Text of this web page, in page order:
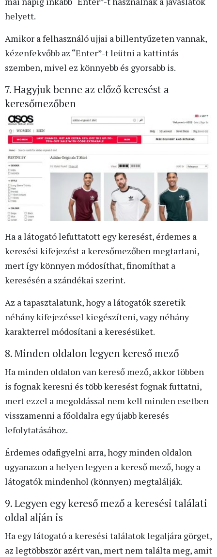
helyett.
Amikor a felhasználó ujjai a billentyűzeten vannak,
kézenfekvőbb az “Enter”-t leütni a kattintás
szemben, mivel ez könnyebb és gyorsabb is.
7. Hagyjuk benne az előző keresést a
keresőmezőben
Ha a látogató lefuttatott egy keresést, érdemes a
keresési kifejezést a keresőmezőben megtartani,
mert így könnyen módosíthat, finomíthat a
keresésén a szándékai szerint.
Az a tapasztalatunk, hogy a látogatók szeretik
néhány kifejezéssel kiegészíteni, vagy néhány
karakterrel módosítani a keresésüket.
8. Minden oldalon legyen kereső mező
Ha minden oldalon van kereső mező, akkor többen
is fognak keresni és több keresést fognak futtatni,
mert ezzel a megoldással nem kell minden esetben
visszamenni a főoldalra egy újabb keresés
lefolytatásához.
Érdemes odafigyelni arra, hogy minden oldalon
ugyanazon a helyen legyen a kereső mező, hogy a
látogatók mindenhol (könnyen) megtalálják.
9. Legyen egy kereső mező a keresési találati
oldal alján is
Ha egy látogató a keresési találatok legaljára görget,
az legtöbbször azért van, mert nem találta meg, amit